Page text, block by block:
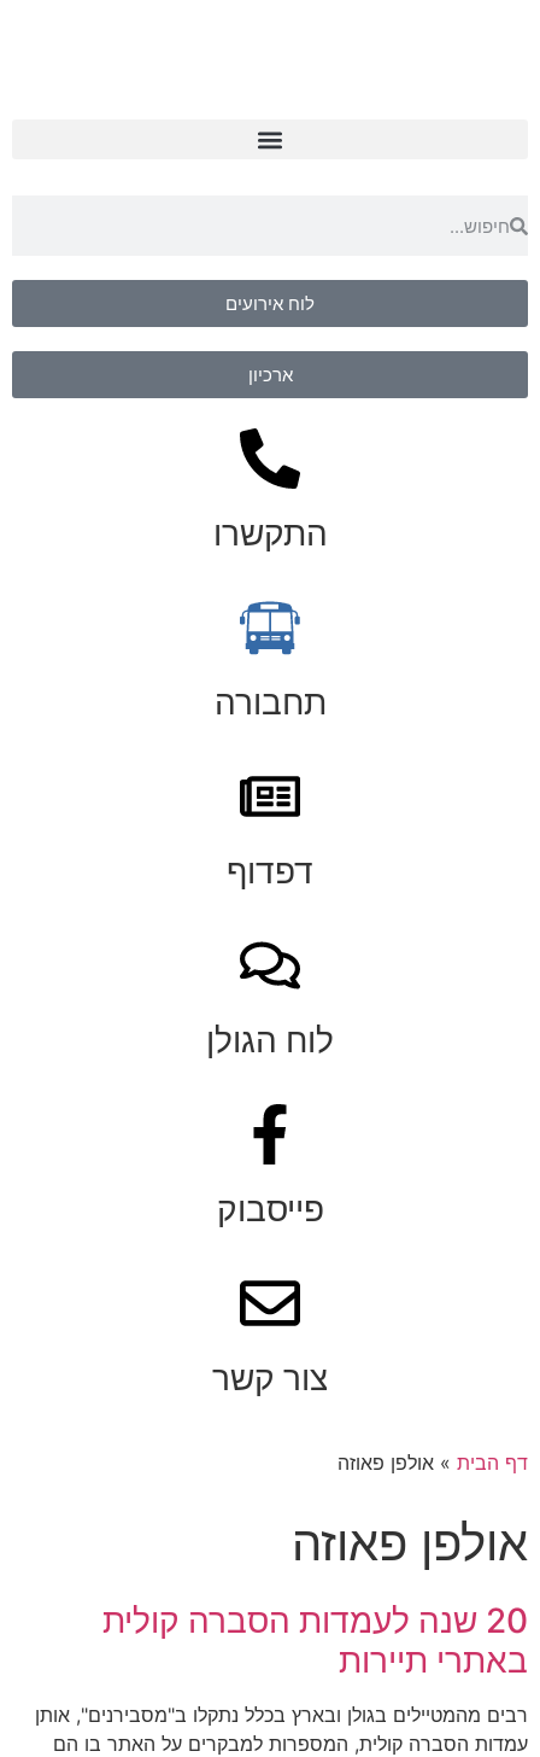
לוח אירועים
ארכיון
התקשרו
תחבורה
דפדוף
לוח הגולן
פייסבוק
צור קשר
דף הבית » אולפן פאוזה
אולפן פאוזה
20 שנה לעמדות הסברה קולית
באתרי תיירות
רבים מהמטיילים בגולן ובארץ בכלל נתקלו ב"מסבירנים", אותן
עמדות הסברה קולית, המספרות למבקרים על האתר בו הם